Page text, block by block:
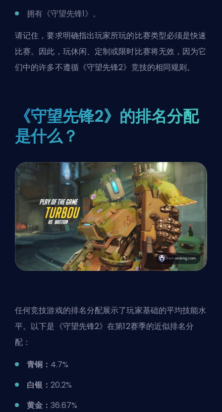
拥有《守望先锋1》。
请记住，要求明确指出玩家所玩的比赛类型必须是快速
比赛。因此，玩休闲、定制或限时比赛将无效，因为它
们中的许多不遵循《守望先锋2》竞技的相同规则。
《守望先锋2》的排名分配
是什么？
任何竞技游戏的排名分配展示了玩家基础的平均技能水
平。以下是《守望先锋2》在第12赛季的近似排名分
配：
青铜： 4.7%
白银： 20.2%
黄金： 36.67%